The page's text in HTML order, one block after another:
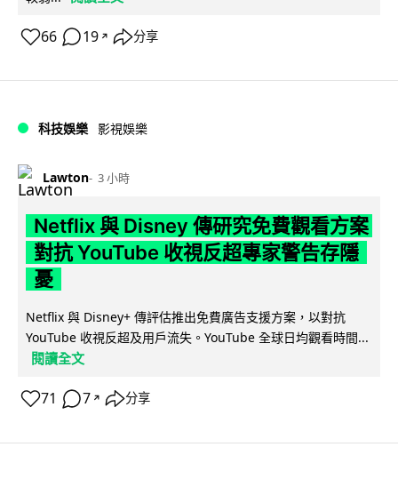
66 19 ↗ 分享
科技娛樂 影視娛樂
Lawton 3 小時
Netflix 與 Disney 傳研究免費觀看方案
對抗 YouTube 收視反超專家警告存隱
憂
Netflix 與 Disney+ 傳評估推出免費廣告支援方案，以對抗
YouTube 收視反超及用戶流失。YouTube 全球日均觀看時間...
閱讀全文
71 7 ↗ 分享